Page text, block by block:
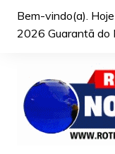
Bem-vindo(a).
2026 Guarantã do